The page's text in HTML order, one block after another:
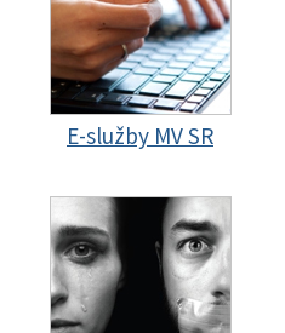
E-služby MV SR